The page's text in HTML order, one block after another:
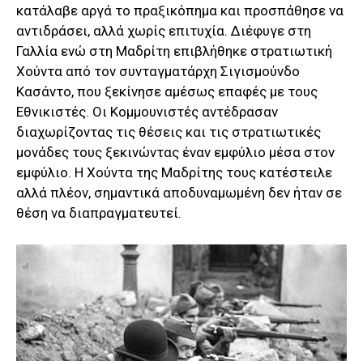
κατάλαβε αργά το πραξικόπημα και προσπάθησε να
αντιδράσει, αλλά χωρίς επιτυχία. Διέφυγε στη
Γαλλία ενώ στη Μαδρίτη επιβλήθηκε στρατιωτική
Χούντα από τον συνταγματάρχη Σιγισμούνδο
Κασάντο, που ξεκίνησε αμέσως επαφές με τους
Εθνικιστές. Οι Κομμουνιστές αντέδρασαν
διαχωρίζοντας τις θέσεις και τις στρατιωτικές
μονάδες τους ξεκινώντας έναν εμφύλιο μέσα στον
εμφύλιο. Η Χούντα της Μαδρίτης τους κατέστειλε
αλλά πλέον, σημαντικά αποδυναμωμένη δεν ήταν σε
θέση να διαπραγματευτεί.